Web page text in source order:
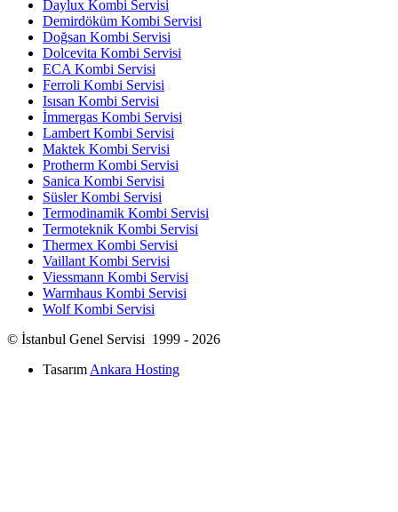
Daylux Kombi Servisi
Demirdöküm Kombi Servisi
Doğsan Kombi Servisi
Dolcevita Kombi Servisi
ECA Kombi Servisi
Ferroli Kombi Servisi
Isısan Kombi Servisi
İmmergas Kombi Servisi
Lambert Kombi Servisi
Maktek Kombi Servisi
Protherm Kombi Servisi
Sanica Kombi Servisi
Süsler Kombi Servisi
Termodinamik Kombi Servisi
Termoteknik Kombi Servisi
Thermex Kombi Servisi
Vaillant Kombi Servisi
Viessmann Kombi Servisi
Warmhaus Kombi Servisi
Wolf Kombi Servisi
© İstanbul Genel Servisi 1999 - 2026
Tasarım Ankara Hosting